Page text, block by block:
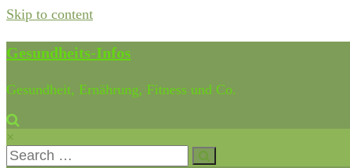
Skip to content
Gesundheits-Infos
Gesundheit, Ernährung, Fitness und Co.
×